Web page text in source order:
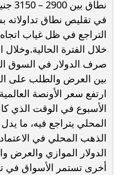
في تقليص نطاق
التراجع في ظل غياب
خلال الفترة
صرف الدولار في السوق
بين العرض والطلب على
ارتفع سعر الأونصة
الأسبوع في الوقت الذي
المحلي يتراجع فيه، ما
الذهب المحلي في
الدولار الموازي والعرض
أخرى تستمر الأسواق